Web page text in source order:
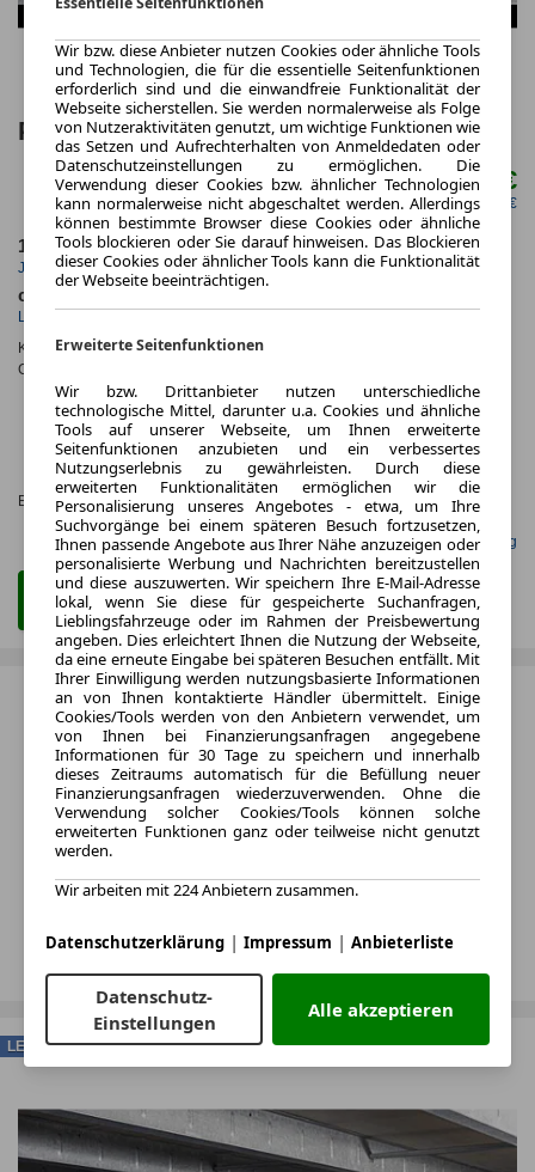
Porsche Cayenne Turbo E-Hybrid
ab mtl.3.141,00 €
netto mtl. 2.639,50 €
10.000,0 km
Jahrliche Fahrleistung
36 Monate
Laufzeit
ca. 544 kW (739 PS)
Leistung
Kraftstoffverbr.¹: ca. 32,0 l/100km(komb.)
CO
Effizienzklasse:
CO₂-
KLASSE
D (GEW.
KOMB.),
G (ENTLADEN,
KOMB.)
Gefunden auf Null Leasing
Zum Leasing Angebot
LEASING
Wir bzw. diese Anbieter nutzen Cookies oder ähnliche Tools
und Technologien, die für die essentielle Seitenfunktionen
erforderlich sind und die einwandfreie Funktionalität der
Webseite sicherstellen. Sie werden normalerweise als Folge
von Nutzeraktivitäten genutzt, um wichtige Funktionen wie
das Setzen und Aufrechterhalten von Anmeldedaten oder
Datenschutzeinstellungen zu ermöglichen. Die
Verwendung dieser Cookies bzw. ähnlicher Technologien
kann normalerweise nicht abgeschaltet werden. Allerdings
können bestimmte Browser diese Cookies oder ähnliche
Tools blockieren oder Sie darauf hinweisen. Das Blockieren
dieser Cookies oder ähnlicher Tools kann die Funktionalität
der Webseite beeinträchtigen.
Erweiterte Seitenfunktionen
Wir bzw. Drittanbieter nutzen unterschiedliche
technologische Mittel, darunter u.a. Cookies und ähnliche
Tools auf unserer Webseite, um Ihnen erweiterte
Seitenfunktionen anzubieten und ein verbessertes
Nutzungserlebnis zu gewährleisten. Durch diese
erweiterten Funktionalitäten ermöglichen wir die
Personalisierung unseres Angebotes - etwa, um Ihre
Suchvorgänge bei einem späteren Besuch fortzusetzen,
Ihnen passende Angebote aus Ihrer Nähe anzuzeigen oder
personalisierte Werbung und Nachrichten bereitzustellen
und diese auszuwerten. Wir speichern Ihre E-Mail-Adresse
lokal, wenn Sie diese für gespeicherte Suchanfragen,
Lieblingsfahrzeuge oder im Rahmen der Preisbewertung
angeben. Dies erleichtert Ihnen die Nutzung der Webseite,
da eine erneute Eingabe bei späteren Besuchen entfällt. Mit
Ihrer Einwilligung werden nutzungsbasierte Informationen
an von Ihnen kontaktierte Händler übermittelt. Einige
Cookies/Tools werden von den Anbietern verwendet, um
von Ihnen bei Finanzierungsanfragen angegebene
Informationen für 30 Tage zu speichern und innerhalb
dieses Zeitraums automatisch für die Befüllung neuer
Finanzierungsanfragen wiederzuverwenden. Ohne die
Verwendung solcher Cookies/Tools können solche
erweiterten Funktionen ganz oder teilweise nicht genutzt
werden.
Wir arbeiten mit 224 Anbietern zusammen.
Datenschutzerklärung | Impressum | Anbieterliste
Datenschutz-
Einstellungen
Alle akzeptieren